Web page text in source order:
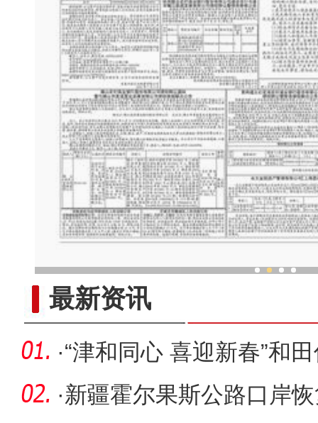
最新资讯
·“津和同心 喜迎新春”和
开幕
·新疆霍尔果斯公路口岸